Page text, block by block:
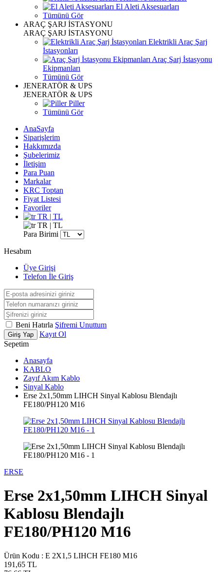
El Aleti Aksesuarları
Tümünü Gör
ARAÇ ŞARJ İSTASYONU
ARAÇ ŞARJ İSTASYONU
Elektrikli Araç Şarj
İstasyonları
Araç Şarj İstasyonu
Ekipmanları
Tümünü Gör
JENERATÖR & UPS
JENERATÖR & UPS
Piller
Tümünü Gör
AnaSayfa
Siparişlerim
Hakkımızda
Şubelerimiz
İletişim
Para Puan
Markalar
KRC Toptan
Fiyat Listesi
Favoriler
TR | TL
TR | TL
Para Birimi
Hesabım
Üye Girişi
Telefon İle Giriş
Beni Hatırla Şifremi Unuttum
Giriş Yap
Kayıt Ol
Sepetim
Anasayfa
KABLO
Zayıf Akım Kablo
Sinyal Kablo
Erse 2x1,50mm LIHCH Sinyal Kablosu Blendajlı
FE180/PH120 M16
ERSE
Erse 2x1,50mm LIHCH Sinyal
Kablosu Blendajlı
FE180/PH120 M16
Ürün Kodu : E 2X1,5 LIHCH FE180 M16
191,65 TL